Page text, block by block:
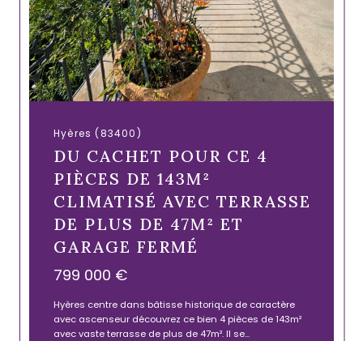
Hyères (83400)
DU CACHET POUR CE 4
PIÈCES DE 143M²
CLIMATISÉ AVEC TERRASSE
DE PLUS DE 47M² ET
GARAGE FERMÉ
799 000 €
Hyères centre dans bâtisse historique de caractère
avec ascenseur découvrez ce bien 4 pièces de 143m²
avec vaste terrasse de plus de 47m². Il se...